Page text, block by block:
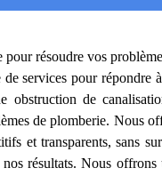
résoudre vos
services pour répondre
obstruction de
de plomberie. Nous
et transparents, sans
résultats. Nous